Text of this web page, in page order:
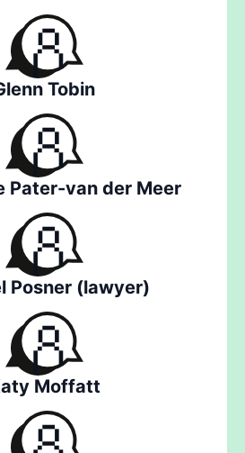
Tobin
Pater-van der Meer
Posner (lawyer)
Moffatt